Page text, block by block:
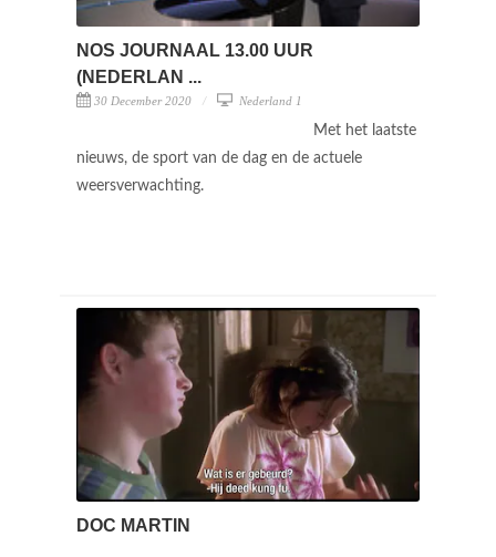
NOS JOURNAAL 13.00 UUR
(NEDERLAN ...
30 December 2020 Nederland 1
Met het laatste
nieuws, de sport van de dag en de actuele
weersverwachting.
DOC MARTIN